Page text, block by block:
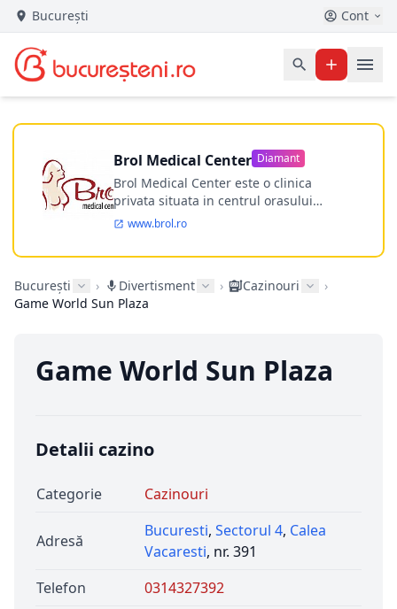
București Cont
Brol Medical Center Diamant
Brol Medical Center este o clinica
privata situata in centrul orasului
Timisoara avand o experienta de
Incepand din anul 2009 clinica isi
ultramodern.
www.brol.ro
București › Divertisment › Cazinouri
›
Game World Sun Plaza
Game World Sun Plaza
Detalii cazino
Categorie Cazinouri
Adresă
Bucuresti, Sectorul 4, Calea
Vacaresti, nr. 391
Telefon
0314327392